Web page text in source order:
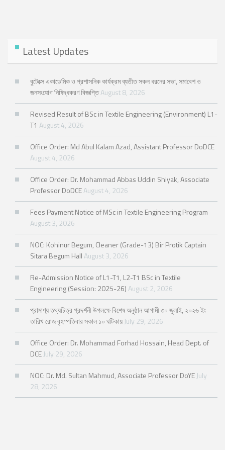
Latest Updates
বুটেক্সে একাডেমিক ও প্রশাসনিক কার্যক্রম ব্যতীত সকল ধরনের সভা, সমাবেশ ও
জনসংযোগ নিষিদ্ধকরণ বিজ্ঞপ্তিAugust 8, 2026
Revised Result of BSc in Textile Engineering (Environment) L1-
T1 August 4, 2026
Office Order: Md Abul Kalam Azad, Assistant Professor DoDCE
August 4, 2026
Office Order: Dr. Mohammad Abbas Uddin Shiyak, Associate
Professor DoDCEAugust 4, 2026
Fees Payment Notice of MSc in Textile Engineering Program
August 3, 2026
NOC: Kohinur Begum, Cleaner (Grade-13) Bir Protik Captain
Sitara Begum HallAugust 3, 2026
Re-Admission Notice of L1-T1, L2-T1 BSc in Textile
Engineering (Session: 2025-26)August 2, 2026
প্রামাণ্য তথ্যচিত্র প্রদর্শনী উপলক্ষে বিশেষ অনুষ্ঠান আগামী ৩০ জুলাই, ২০২৬ ইং
তারিখ রোজ বৃহস্পতিবার সকাল ১০ ঘটিকায় July 29, 2026
Office Order: Dr. Mohammad Forhad Hossain, Head Dept. of
DCE July 29, 2026
NOC: Dr. Md. Sultan Mahmud, Associate Professor DoYE July
28, 2026